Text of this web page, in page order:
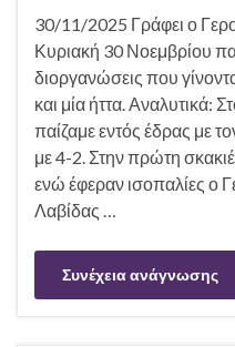
30/11/2025 Γράφει ο
Κυριακή 30 Νοεμβρίου
διοργανώσεις που
και μία ήττα. Αναλυτικά:
παίζαμε εντός έδρας με
με 4-2. Στην πρώτη
ενώ έφεραν ισοπαλίες ο
Λαβίδας …
Συνέχεια ανάγνωσης